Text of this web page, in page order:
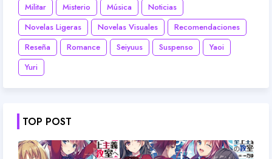
Militar
Misterio Música
Noticias
Novelas Ligeras
Novelas Visuales
Recomendaciones
Reseña
Romance Seiyuus Suspenso
Yaoi
Yuri
TOP POST